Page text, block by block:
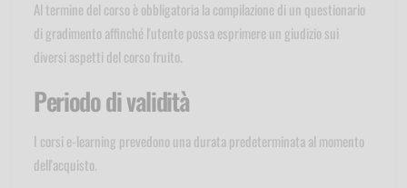
Al termine del corso è obbligatoria la compilazione di un questionario
di gradimento affinché l'utente possa esprimere un giudizio sui
diversi aspetti del corso fruito.
Periodo di validità
I corsi e-learning prevedono una durata predeterminata al momento
dell'acquisto.